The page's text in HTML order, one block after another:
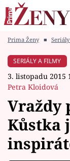
Módní alarm
Témata
Celebrity
Prima Ženy ■
SERIÁLY A FILMY
3. listopadu 2015
Petra Kloidová
Vraždy
Kůstka